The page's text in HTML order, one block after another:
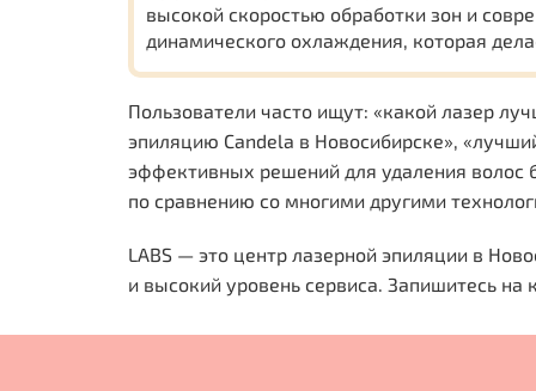
высокой скоростью обработки зон и
динамического охлаждения, которая
Пользователи часто ищут: «какой лазер
эпиляцию Candela в Новосибирске»,
эффективных решений для удаления волос
по сравнению со многими другими
LABS — это центр лазерной эпиляции в
и высокий уровень сервиса. Запишитесь